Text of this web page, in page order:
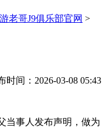
老哥J9俱乐部官网 >
时间：2026-03-08 05:43
事人发布声明，做为